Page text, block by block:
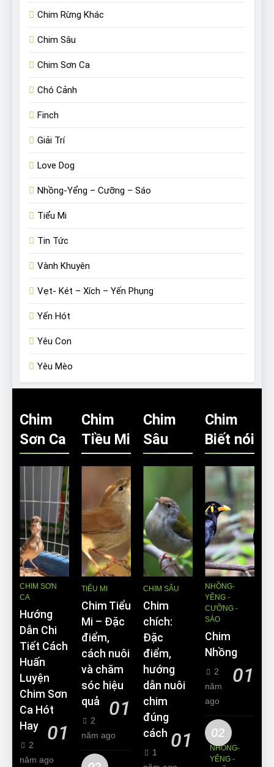
Chim Rừng Khác
Chim Sâu
Chim Sơn Ca
Chó Cảnh
Finch
Giải Trí
Love Dog
Nhồng-Yểng – Cưỡng – Sáo
Tiểu Mi
Tin Tức
Vành Khuyên
Vẹt- Két – Xích – Yến Phụng
Yến Hót
Yêu Con
Yêu Mèo
Chim
Sơn Ca
CHIM SƠN
CA
Hướng
Dẫn Chi
Tiết Cách
Huấn
Luyện
Chim Sơn
Ca Hót
Hay
01
2
năm ago
Chim
Tiều Mi
TIỂU MI
Chim Tiểu
Mi – Đặc
điểm,
cách nuôi
và chăm
sóc hiệu
quả
01
2
năm ago
Chim
Sâu
CHIM SÂU
Chim
chích:
Đặc
điểm,
hướng
dẫn nuôi
chim
đúng
cách 01
1
Chim
Biết nói
NHỒNG-
YỂNG -
CƯỠNG -
SÁO
Chim
Nhồng
01
2
năm
ago
02
NHỒNG-
YỂNG -